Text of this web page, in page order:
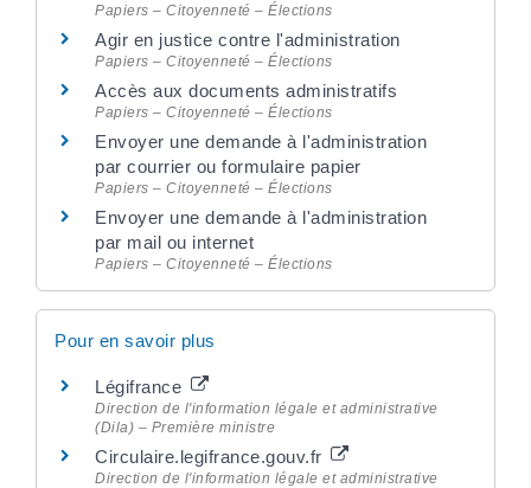
Papiers – Citoyenneté – Élections
Agir en justice contre l'administration
Papiers – Citoyenneté – Élections
Accès aux documents administratifs
Papiers – Citoyenneté – Élections
Envoyer une demande à l'administration
par courrier ou formulaire papier
Papiers – Citoyenneté – Élections
Envoyer une demande à l'administration
par mail ou internet
Papiers – Citoyenneté – Élections
Pour en savoir plus
Légifrance
Direction de l'information légale et administrative
(Dila) – Première ministre
Circulaire.legifrance.gouv.fr
Direction de l'information légale et administrative